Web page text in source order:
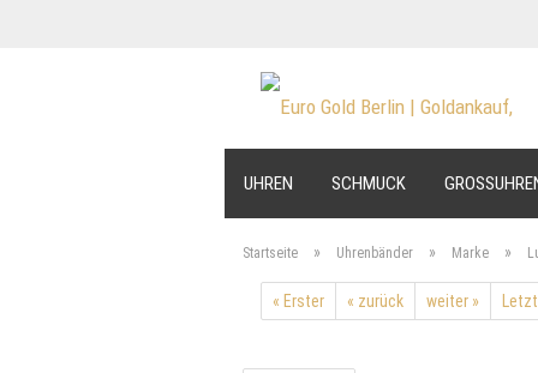
UHREN SCHMUCK
Startseite » Uhrenbänder » Marke »
« Erster « zurück weiter »